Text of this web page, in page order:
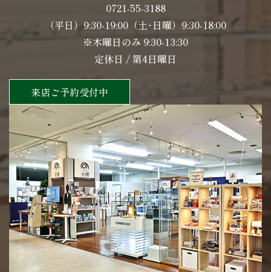
0721-55-3188
（平日）9:30-19:00（土･日曜）9:30-18:00
※木曜日のみ 9:30-13:30
定休日 / 第4日曜日
来店ご予約受付中